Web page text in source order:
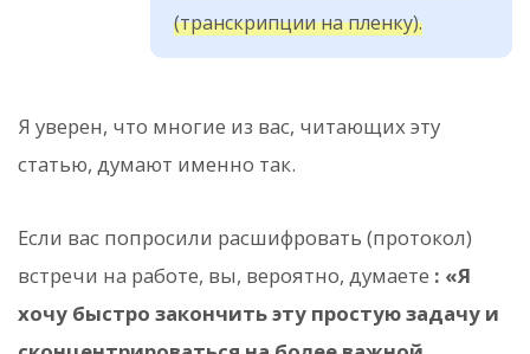
(транскрипции на пленку).
Я уверен, что многие из вас, читающих эту
статью, думают именно так.
Если вас попросили расшифровать (протокол)
встречи на работе, вы, вероятно, думаете : «Я
хочу быстро закончить эту простую задачу и